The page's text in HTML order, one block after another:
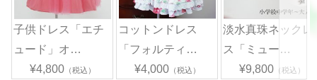
子供ドレス「エチ
ュード」オ…
¥4,800（税込）
コットンドレス
「フォルティ…
¥4,000（税込）
淡水真珠ネックレ
ス「ミュー…
¥9,800（税込）